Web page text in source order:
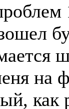
на
как